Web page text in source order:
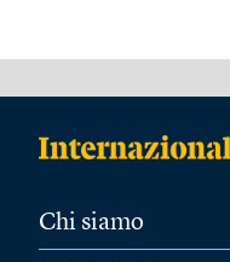
Chi siamo